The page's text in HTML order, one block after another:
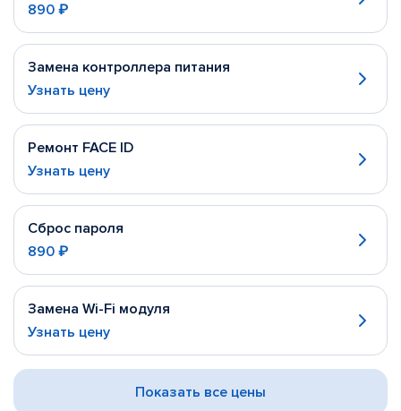
890 ₽
Замена контроллера питания
Узнать цену
Ремонт FACE ID
Узнать цену
Сброс пароля
890 ₽
Замена Wi-Fi модуля
Узнать цену
Показать все цены